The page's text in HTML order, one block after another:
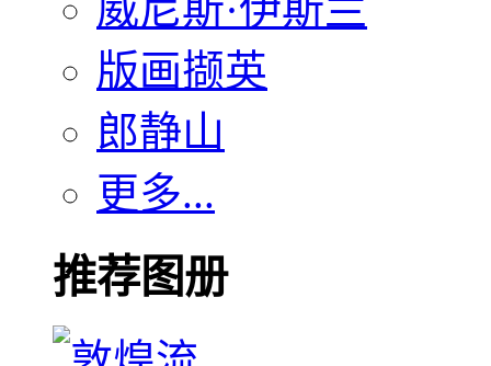
版画撷英
郎静山
更多...
推荐图册